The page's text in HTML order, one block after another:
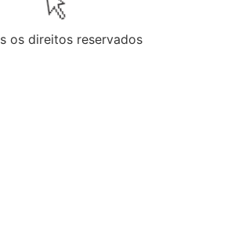
os direitos reservados